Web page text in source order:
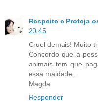
Respeite e Proteja
20:45
Cruel demais! Muito
Concordo que a
animais tem que
essa maldade...
Magda
Responder